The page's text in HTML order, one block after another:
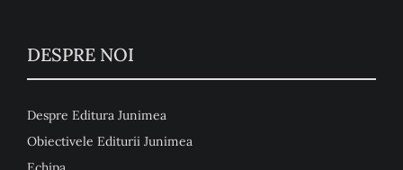
DESPRE NOI
Despre Editura Junimea
Obiectivele Editurii Junimea